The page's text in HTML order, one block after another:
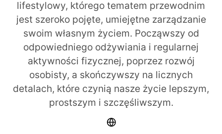
lifestylowy, którego tematem przewodnim
jest szeroko pojęte, umiejętne zarządzanie
swoim własnym życiem. Począwszy od
odpowiedniego odżywiania i regularnej
aktywności fizycznej, poprzez rozwój
osobisty, a skończywszy na licznych
detalach, które czynią nasze życie lepszym,
prostszym i szczęśliwszym.